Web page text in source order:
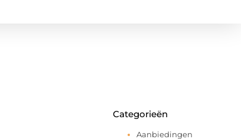
Categorieën
Aanbiedingen